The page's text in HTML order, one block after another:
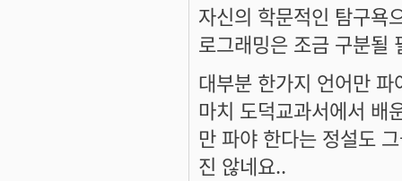
자신의 학문적인 탐구욕
로그래밍은 조금 구분될
대부분 한가지 언어만
마치 도덕교과서에서 배
만 파야 한다는 정설도
진 않네요..